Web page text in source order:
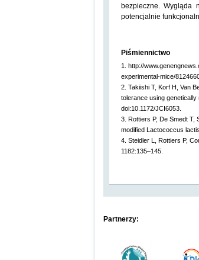
bezpieczne. Wygląda
potencjalnie
Piśmiennictwo
1. http://
experimental-mice/
2. Takiishi T, Korf H, Van
tolerance using
doi:10.1172/JCI6053.
3. Rottiers P, De Smedt T,
modified Lactococcus
4. Steidler L, Rottiers P,
1182:135–145.
Partnerzy: